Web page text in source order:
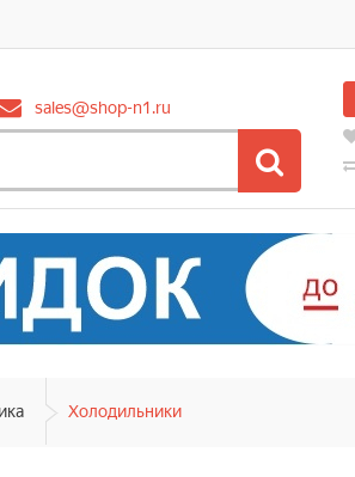
sales@shop-n1.ru
Холодильники